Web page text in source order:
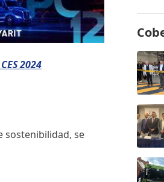
2024
sostenibilidad, se